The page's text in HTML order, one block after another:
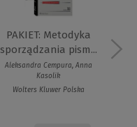
PAKIET: Metodyka
sporządzania pism...
Aleksandra Cempura, Anna
Kasolik
Wolters Kluwer Polska